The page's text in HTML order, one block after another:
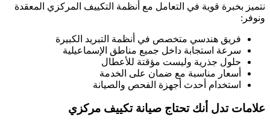
نتميز بخبرة قوية في التعامل مع أنظمة التكييف المركزي المعقدة
ونوفر:
فريق هندسي متخصص في أنظمة التبريد الكبيرة
سرعة استجابة داخل جميع مناطق الإسماعيلية
حلول جذرية وليست مؤقتة للأعطال
أسعار مناسبة مع ضمان على الخدمة
استخدام أحدث أجهزة الفحص والصيانة
علامات تدل أنك تحتاج صيانة تكييف مركزي